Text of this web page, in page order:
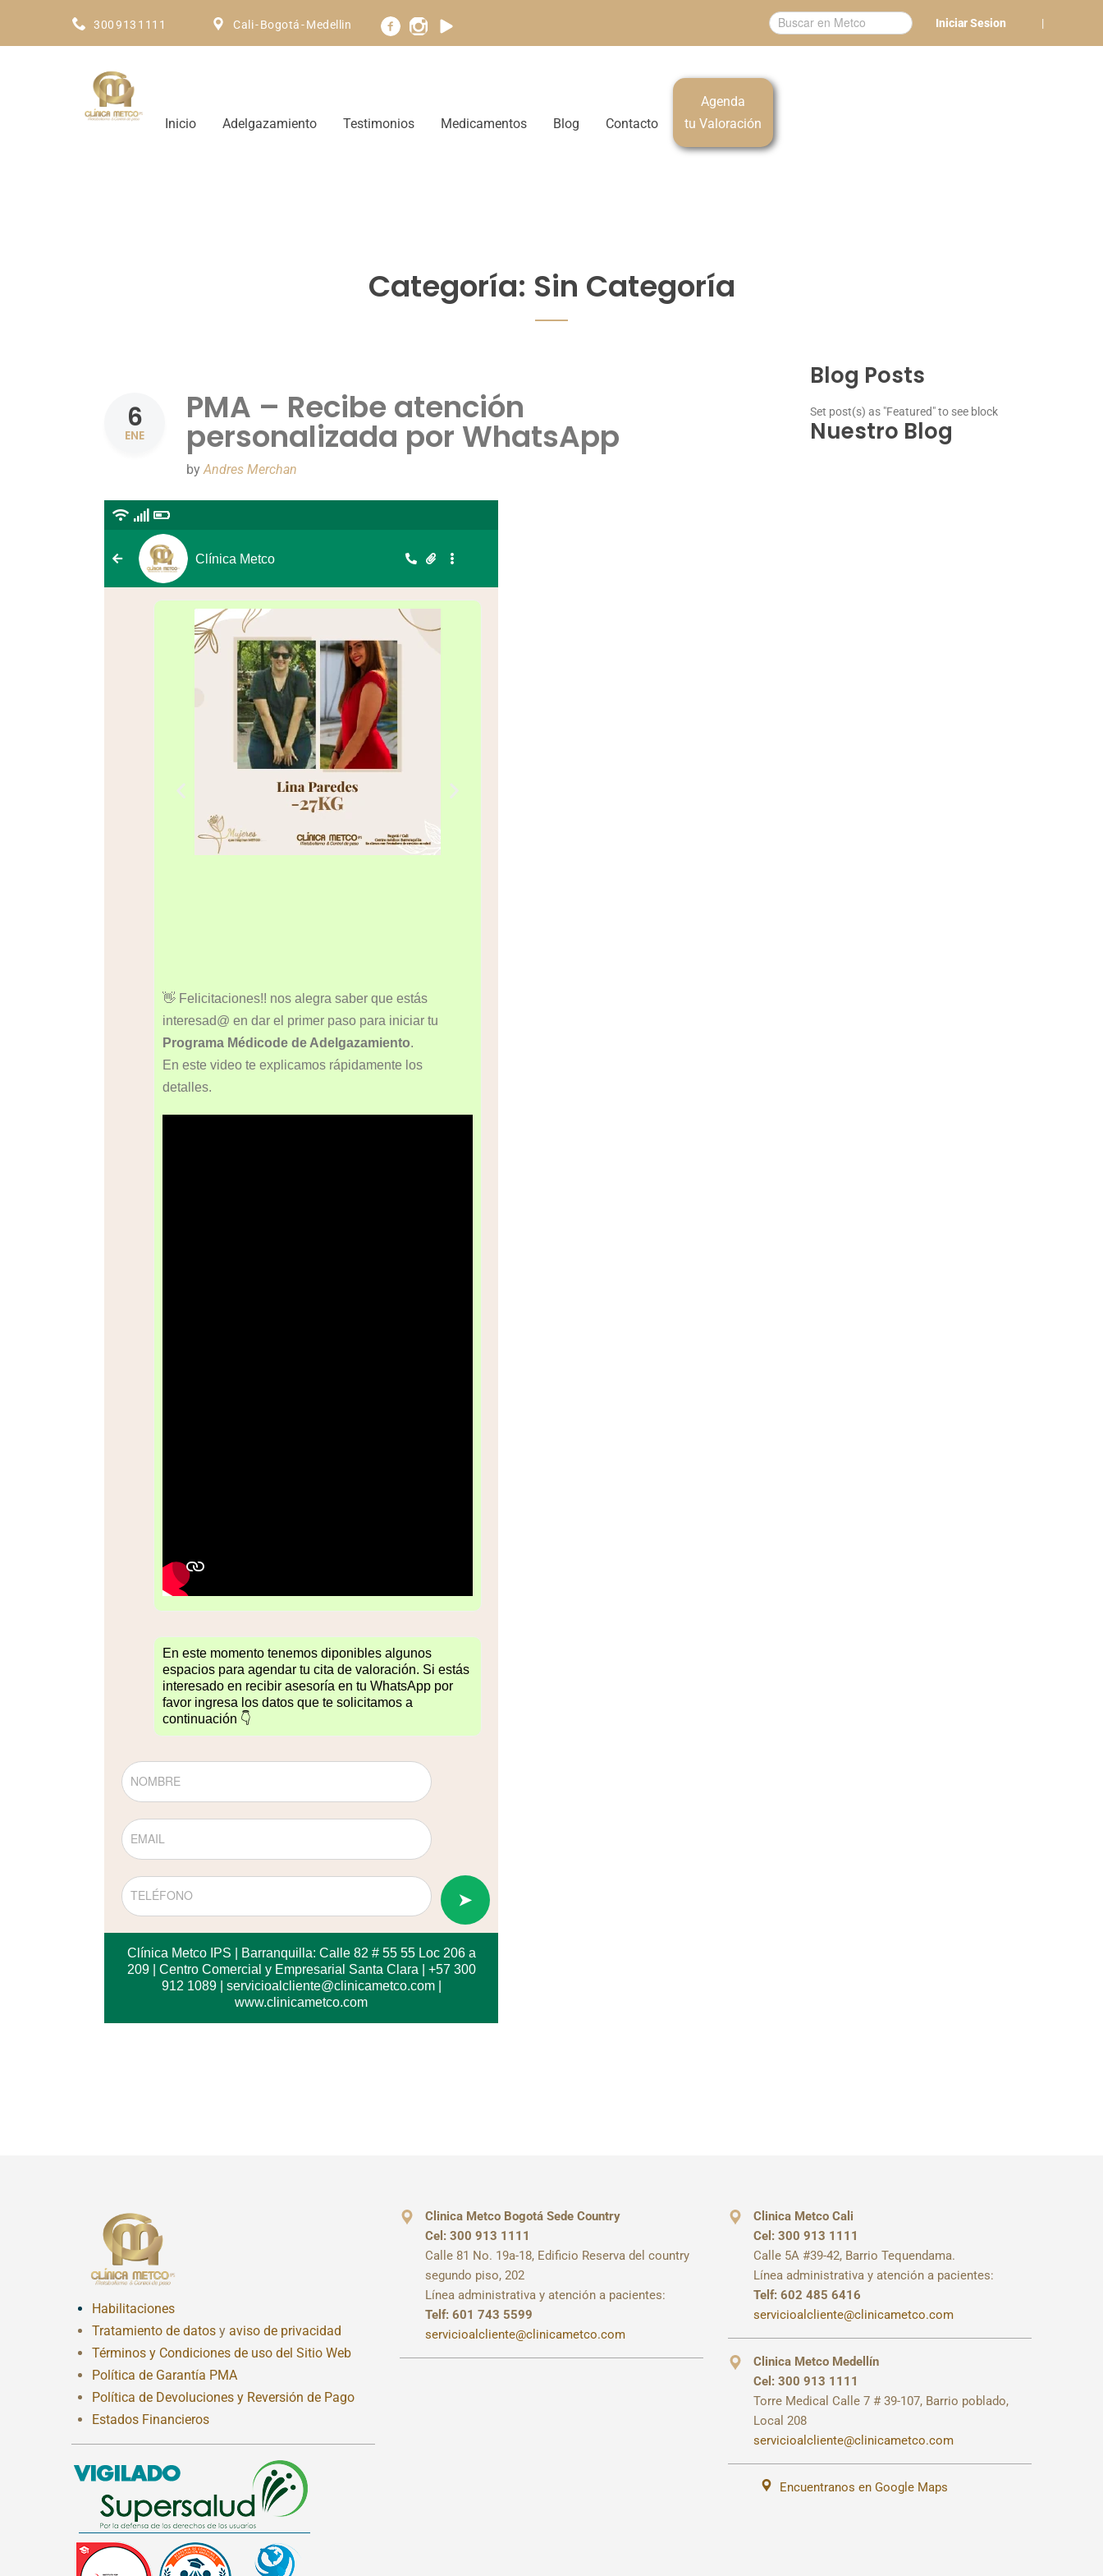
300 913 1111 Cali - Bogotá - Medellin Iniciar Sesion |
Inicio Adelgazamiento Testimonios Medicamentos Blog Contacto
Agenda
tu Valoración
Categoría: Sin Categoría
6
ENE
PMA – Recibe atención
personalizada por WhatsApp
byAndres Merchan
Clínica Metco
👋 Felicitaciones!! nos alegra saber que estás
interesad@ en dar el primer paso para iniciar tu
Programa Médicode de Adelgazamiento.
En este video te explicamos rápidamente los
detalles.
En este momento tenemos diponibles algunos
espacios para agendar tu cita de valoración. Si estás
interesado en recibir asesoría en tu WhatsApp por
favor ingresa los datos que te solicitamos a
continuación 👇
➤
Clínica Metco IPS | Barranquilla: Calle 82 # 55 55 Loc 206 a
209 | Centro Comercial y Empresarial Santa Clara | +57 300
912 1089 | servicioalcliente@clinicametco.com |
www.clinicametco.com
Blog Posts
Set post(s) as "Featured" to see block
Nuestro Blog
Habilitaciones
Tratamiento de datos y aviso de privacidad
Términos y Condiciones de uso del Sitio Web
Política de Garantía PMA
Política de Devoluciones y Reversión de Pago
Estados Financieros
Clinica Metco Bogotá Sede Country
Cel: 300 913 1111
Calle 81 No. 19a-18, Edificio Reserva del country
segundo piso, 202
Línea administrativa y atención a pacientes:
Telf: 601 743 5599
servicioalcliente@clinicametco.com
Clinica Metco Cali
Cel: 300 913 1111
Calle 5A #39-42, Barrio Tequendama.
Línea administrativa y atención a pacientes:
Telf: 602 485 6416
servicioalcliente@clinicametco.com
Clinica Metco Medellín
Cel: 300 913 1111
Torre Medical Calle 7 # 39-107, Barrio poblado,
Local 208
servicioalcliente@clinicametco.com
Encuentranos en Google Maps